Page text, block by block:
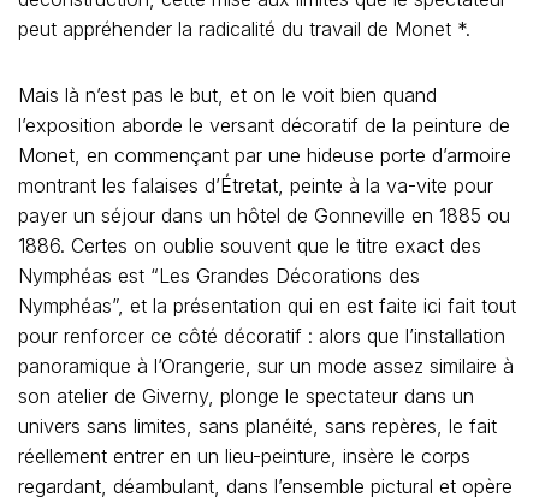
peut appréhender la radicalité du travail de Monet *.
Mais là n’est pas le but, et on le voit bien quand
l’exposition aborde le versant décoratif de la peinture de
Monet, en commençant par une hideuse porte d’armoire
montrant les falaises d’Étretat, peinte à la va-vite pour
payer un séjour dans un hôtel de Gonneville en 1885 ou
1886. Certes on oublie souvent que le titre exact des
Nymphéas est “Les Grandes Décorations des
Nymphéas”, et la présentation qui en est faite ici fait tout
pour renforcer ce côté décoratif : alors que l’installation
panoramique à l’Orangerie, sur un mode assez similaire à
son atelier de Giverny, plonge le spectateur dans un
univers sans limites, sans planéité, sans repères, le fait
réellement entrer en un lieu-peinture, insère le corps
regardant, déambulant, dans l’ensemble pictural et opère